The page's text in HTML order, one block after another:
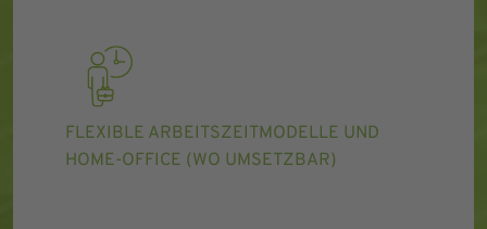
FLEXIBLE ARBEITSZEITMODELLE UND
HOME-OFFICE (WO UMSETZBAR)